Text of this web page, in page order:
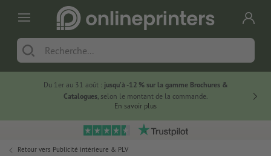
Du 1er au 31 août : jusqu’à -12 % sur la gamme Brochures &
Catalogues, selon le montant de la commande.
En savoir plus
Retour vers Publicité intérieure & PLV